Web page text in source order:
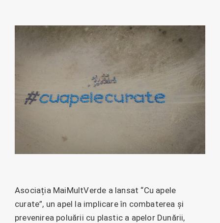
Asociația MaiMultVerde a lansat “Cu apele
curate”, un apel la implicare în combaterea și
prevenirea poluării cu plastic a apelor Dunării,